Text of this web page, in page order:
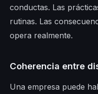
conductas. Las
rutinas. Las
opera realmente.
Coherencia entre
Una empresa puede